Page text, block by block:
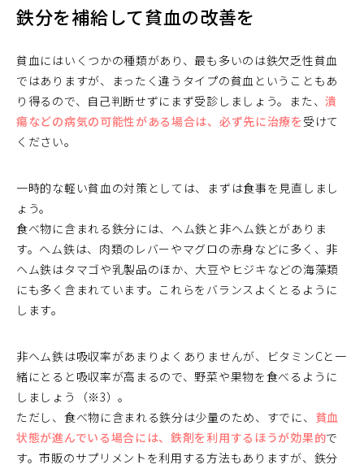
鉄分を補給して貧血の改善を
貧血にはいくつかの種類があり、最も多いのは鉄欠乏性貧血
ではありますが、まったく違うタイプの貧血ということもあ
り得るので、自己判断せずにまず受診しましょう。また、潰
瘍などの病気の可能性がある場合は、必ず先に治療を受けて
ください。
一時的な軽い貧血の対策としては、まずは食事を見直しまし
ょう。
食べ物に含まれる鉄分には、ヘム鉄と非ヘム鉄とがありま
す。ヘム鉄は、肉類のレバーやマグロの赤身などに多く、非
ヘム鉄はタマゴや乳製品のほか、大豆やヒジキなどの海藻類
にも多く含まれています。これらをバランスよくとるように
します。
非ヘム鉄は吸収率があまりよくありませんが、ビタミンCと一
緒にとると吸収率が高まるので、野菜や果物を食べるように
しましょう（※3）。
ただし、食べ物に含まれる鉄分は少量のため、すでに、 貧血
状態が進んでいる場合には、鉄剤を利用するほうが効果的で
す。市販のサプリメントを利用する方法もありますが、鉄分